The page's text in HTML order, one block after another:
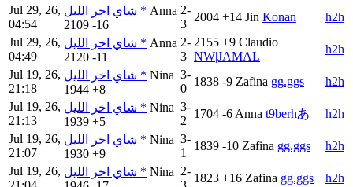
Jul 29, 26,
04:54
شاي اخر الليل * Anna
2109 -16
2-
3
2004 +14 Jin Konan
h2h
Jul 29, 26,
04:49
شاي اخر الليل * Anna
2120 -11
2-
3
2155 +9 Claudio
NW|JAMAL
h2h
Jul 19, 26,
21:18
شاي اخر الليل * Nina
1944 +8
3-
0
1838 -9 Zafina gg.ggs
h2h
Jul 19, 26,
21:13
شاي اخر الليل * Nina
1939 +5
3-
2
1704 -6 Anna t9berhあ
h2h
Jul 19, 26,
21:07
شاي اخر الليل * Nina
1930 +9
3-
1
1839 -10 Zafina gg.ggs
h2h
Jul 19, 26,
شاي اخر الليل * Nina 2-
1823 +16 Zafina gg.ggs h2h